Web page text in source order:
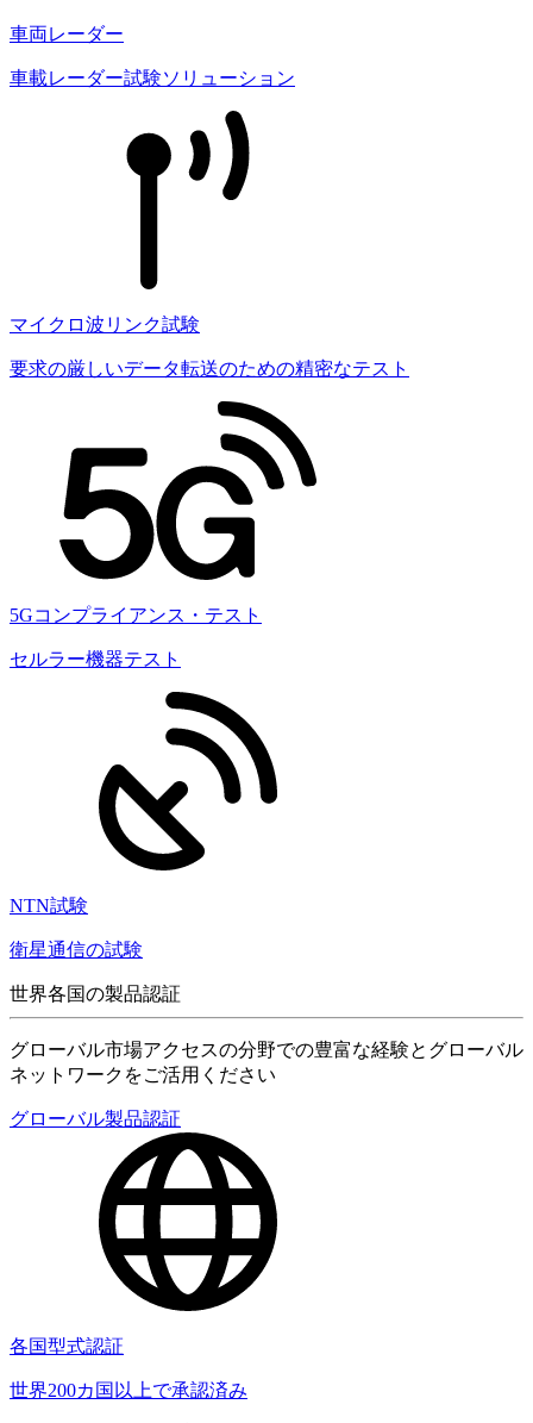
車両レーダー
車載レーダー試験ソリューション
マイクロ波リンク試験
要求の厳しいデータ転送のための精密なテスト
5Gコンプライアンス・テスト
セルラー機器テスト
NTN試験
衛星通信の試験
世界各国の製品認証
グローバル市場アクセスの分野での豊富な経験とグローバル
ネットワークをご活用ください
グローバル製品認証
各国型式認証
世界200カ国以上で承認済み